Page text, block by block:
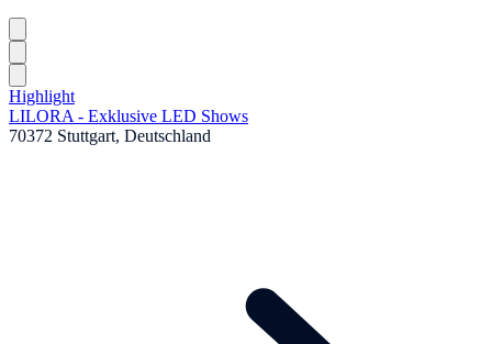
Highlight
LILORA - Exklusive LED Shows
70372 Stuttgart, Deutschland